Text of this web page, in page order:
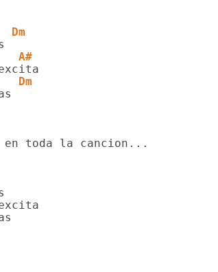
Dm
A#
Dm
en toda la cancion...